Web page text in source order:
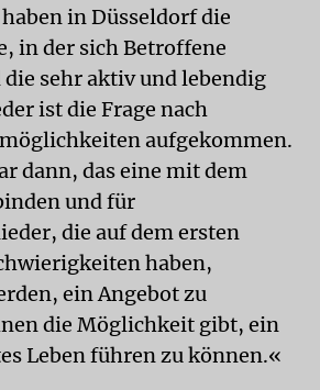
in Düsseldorf die
in der sich Betroffene
sehr aktiv und lebendig
ist die Frage nach
aufgekommen.
dann, das eine mit dem
und für
die auf dem ersten
haben,
ein Angebot zu
die Möglichkeit gibt, ein
Leben führen zu können.«